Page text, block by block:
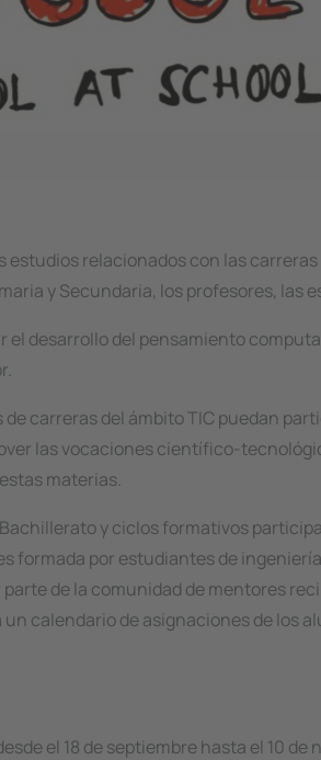
relacionados con las carreras
y Secundaria, los profesores, las
desarrollo del pensamiento
carreras del ámbito TIC puedan
las vocaciones científico-
materias.
y ciclos formativos
formada por estudiantes de
de la comunidad de mentores
calendario de asignaciones de los
el 18 de septiembre hasta el 10 de